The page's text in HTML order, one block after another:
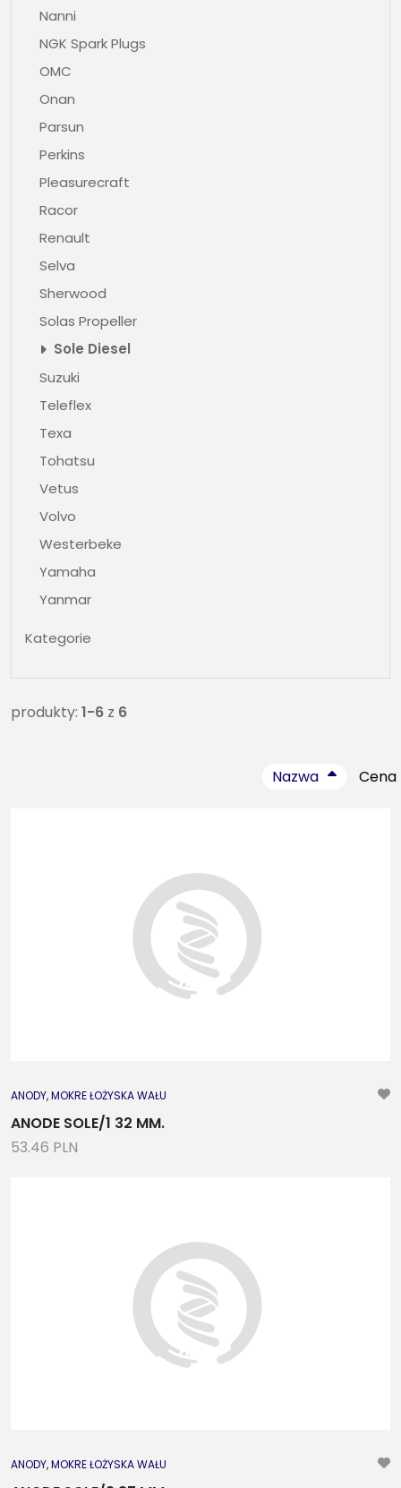
Nanni
NGK Spark Plugs
OMC
Onan
Parsun
Perkins
Pleasurecraft
Racor
Renault
Selva
Sherwood
Solas Propeller
Sole Diesel
Suzuki
Teleflex
Texa
Tohatsu
Vetus
Volvo
Westerbeke
Yamaha
Yanmar
Kategorie
produkty: 1-6 z 6
Nazwa Cena
ANODY, MOKRE ŁOŻYSKA WAŁU
ANODE SOLE/1 32 MM.
53.46 PLN
ANODY, MOKRE ŁOŻYSKA WAŁU